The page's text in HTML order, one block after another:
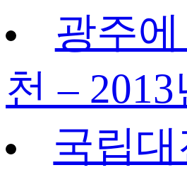
광주
천 – 2013
국립